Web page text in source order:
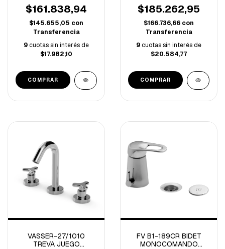
$161.838,94
$145.655,05 con
Transferencia
9cuotas sin interés de
$17.982,10
C/TRANSFERENCIA
ARIZONA CROMO
$185.262,95
$166.736,66 con
Transferencia
9cuotas sin interés de
$20.584,77
VASSER-27/1010
TREVA JUEGO
FV B1-189CR BIDET
MONOCOMANDO